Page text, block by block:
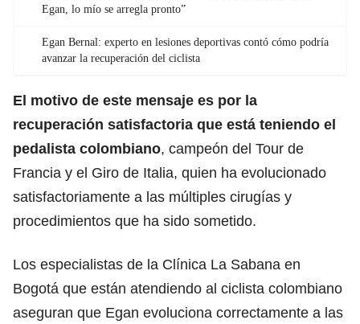
Egan, lo mío se arregla pronto”
Egan Bernal: experto en lesiones deportivas contó cómo podría
avanzar la recuperación del ciclista
El motivo de este mensaje es por la
recuperación satisfactoria que está teniendo el
pedalista colombiano, campeón del Tour de
Francia y el Giro de Italia, quien ha evolucionado
satisfactoriamente a las múltiples cirugías y
procedimientos que ha sido sometido.
Los especialistas de la Clínica La Sabana en
Bogotá que están atendiendo al ciclista colombiano
aseguran que Egan evoluciona correctamente a las